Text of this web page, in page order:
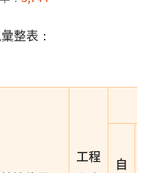
整表：
工程
自